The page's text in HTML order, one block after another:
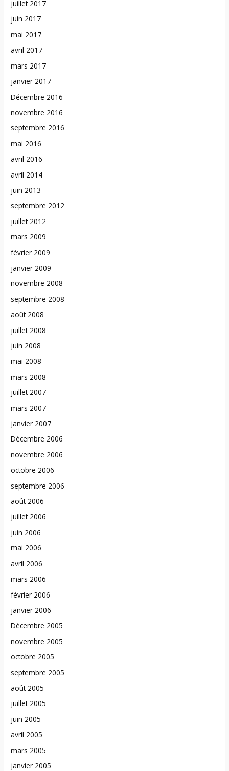
juillet 2017
juin 2017
mai 2017
avril 2017
mars 2017
janvier 2017
Décembre 2016
novembre 2016
septembre 2016
mai 2016
avril 2016
avril 2014
juin 2013
septembre 2012
juillet 2012
mars 2009
février 2009
janvier 2009
novembre 2008
septembre 2008
août 2008
juillet 2008
juin 2008
mai 2008
mars 2008
juillet 2007
mars 2007
janvier 2007
Décembre 2006
novembre 2006
octobre 2006
septembre 2006
août 2006
juillet 2006
juin 2006
mai 2006
avril 2006
mars 2006
février 2006
janvier 2006
Décembre 2005
novembre 2005
octobre 2005
septembre 2005
août 2005
juillet 2005
juin 2005
avril 2005
mars 2005
janvier 2005